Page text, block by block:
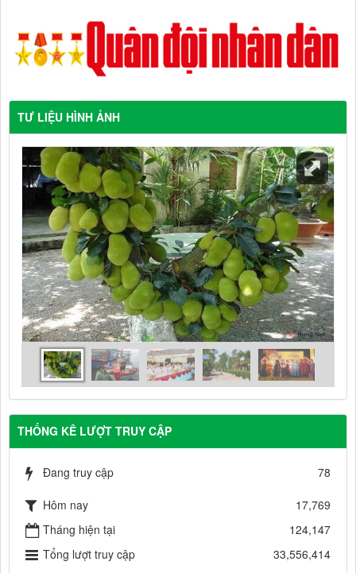
TƯ LIỆU HÌNH ẢNH
THỐNG KÊ LƯỢT TRUY CẬP
Đang truy cập 78
Hôm nay
17,769
Tháng hiện tại
124,147
Tổng lượt truy cập
33,556,414